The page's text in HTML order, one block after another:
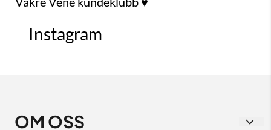
Instagram
OM OSS